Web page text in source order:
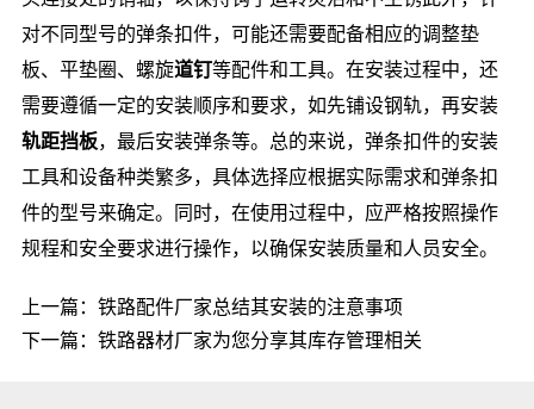
对不同型号的弹条扣件，可能还需要配备相应的调整垫
板、平垫圈、螺旋道钉等配件和工具。在安装过程中，还
需要遵循一定的安装顺序和要求，如先铺设钢轨，再安装
轨距挡板，最后安装弹条等。总的来说，弹条扣件的安装
工具和设备种类繁多，具体选择应根据实际需求和弹条扣
件的型号来确定。同时，在使用过程中，应严格按照操作
规程和安全要求进行操作，以确保安装质量和人员安全。
上一篇： 铁路配件厂家总结其安装的注意事项
下一篇： 铁路器材厂家为您分享其库存管理相关